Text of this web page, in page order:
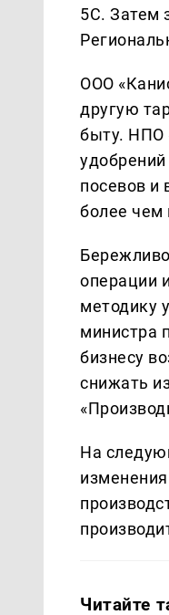
5С. Затем
ООО
другую
быту. НПО
посевов и
более чем
операции
методику
министра
бизнесу
снижать
На
Читайте